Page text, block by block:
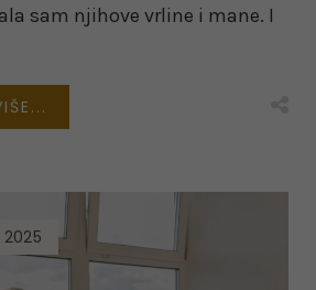
sam njihove vrline i mane. I